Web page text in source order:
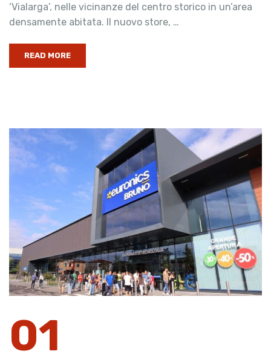
‘Vialarga’, nelle vicinanze del centro storico in un’area
densamente abitata. Il nuovo store, …
READ MORE
01